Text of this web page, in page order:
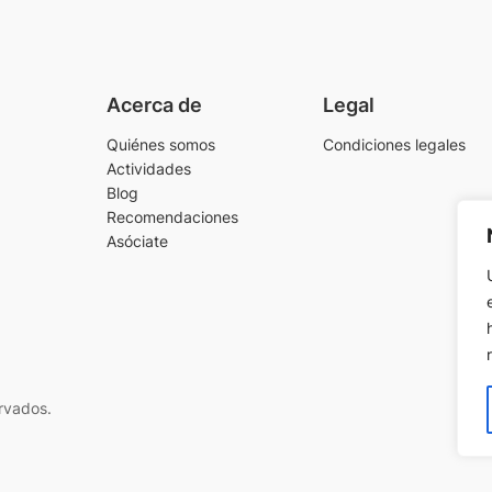
Acerca de
Quiénes somos
Actividades
Blog
Recomendaciones
Asóciate
Legal
Condiciones legales